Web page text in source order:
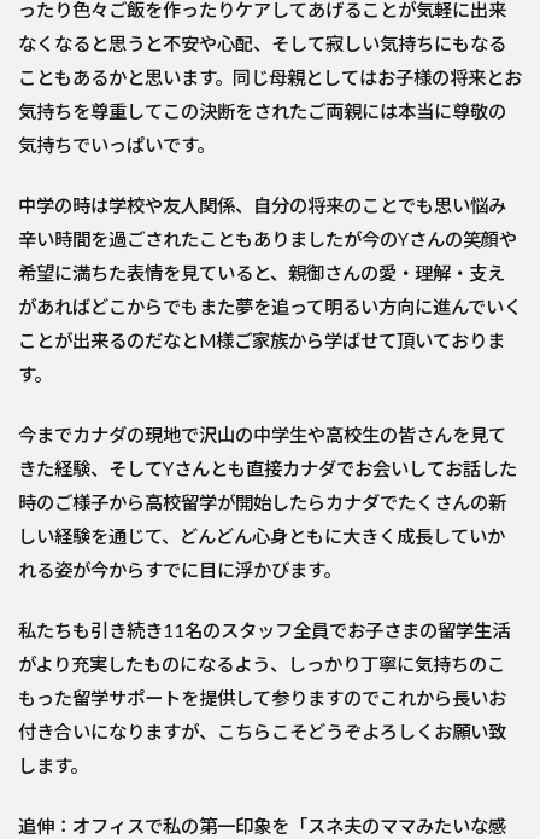
ったり色々ご飯を作ったりケア してあげることが気軽に出来
なくなると思うと不安や心配、 そして寂しい気持ちにもなる
こともあるかと思います。同じ母親としてはお子様の将来とお
気持ちを尊重してこの決断をされたご両親には本当に尊敬の
気持ちでいっぱいです。
中学の時は学校や友人関係、自分の将来のことでも思い悩み
辛い時間を過ごされたこともありましたが今のYさんの笑顔や
希望に満ちた表情を見ていると、親御さんの愛・理解・支え
があればどこからでもまた夢を追って明るい方向に進んでいく
ことが出来るのだなとM様ご家族から学ばせて頂いておりま
す。
今までカナダの現地で沢山の中学生や高校生の皆さんを見て
きた経験、 そしてYさんとも直接カナダでお会いしてお話した
時のご様子から高校留学が開始したらカナダでたくさんの新
しい経験を通じて、
どんどん心身ともに大きく成長していか
れる姿が今からすでに目に浮かびます。
私たちも引き続き11名のスタッフ全員でお子さまの留学生活
がより充実したものになるよう、しっかり丁寧に気持ちのこ
もった留学サポートを提供して参りますのでこれから長いお
付き合いになりますが、こちらこそどうぞよろしくお願い致
します。
追伸：オフィスで私の第一印象を「スネ夫のママみたいな感